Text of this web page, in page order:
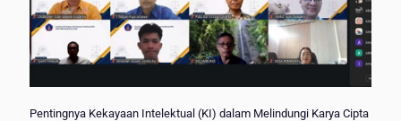
Pentingnya Kekayaan Intelektual (KI) dalam Melindungi Karya Cipta